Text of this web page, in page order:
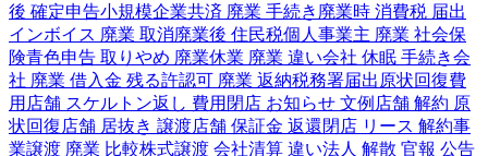
後 確定申告小規模企業共済 廃業 手続き 廃業時 消費税 届出
インボイス 廃業 取消廃業後 住民税個人事業主 廃業 社会保
険青色申告 取りやめ 廃業休業 廃業 違い会社 休眠 手続き会
社 廃業 借入金 残る許認可 廃業 返納税務署届出 原状回復費
用 店舗 スケルトン返し 費用 閉店 お知らせ 文例 店舗 解約 原
状回復店舗 居抜き 譲渡店舗 保証金 返還閉店 リース 解約事
業譲渡 廃業 比較株式譲渡 会社清算 違い法人 解散 官報 公告